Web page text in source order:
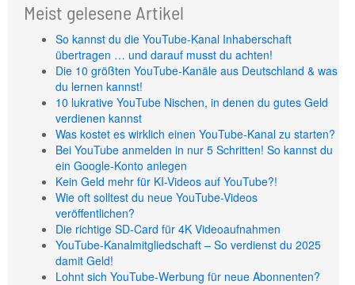
Meist gelesene Artikel
So kannst du die YouTube-Kanal Inhaberschaft
übertragen … und darauf musst du achten!
Die 10 größten YouTube-Kanäle aus Deutschland & was
du lernen kannst!
10 lukrative YouTube Nischen, in denen du gutes Geld
verdienen kannst
Was kostet es wirklich einen YouTube-Kanal zu starten?
Bei YouTube anmelden in nur 5 Schritten! So kannst du
ein Google-Konto anlegen
Kein Geld mehr für KI-Videos auf YouTube?!
Wie oft solltest du neue YouTube-Videos
veröffentlichen?
Die richtige SD-Card für 4K Videoaufnahmen
YouTube-Kanalmitgliedschaft – So verdienst du 2025
damit Geld!
Lohnt sich YouTube-Werbung für neue Abonnenten?